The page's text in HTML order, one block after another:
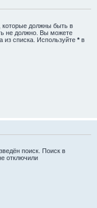
которые должны быть в
не должно. Вы можете
из списка. Используйте * в
поиск. Поиск в
отключили